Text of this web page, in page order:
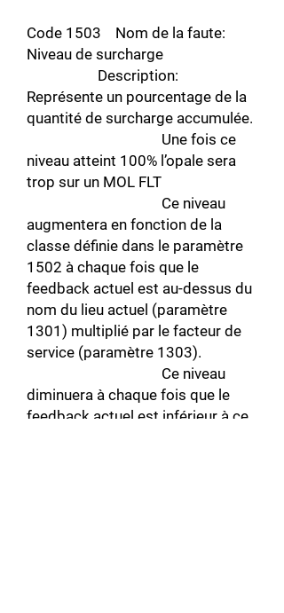
Code 1503 Nom de la faute:
Niveau de surcharge
Description:
Représente un pourcentage de la
quantité de surcharge accumulée.
Une fois ce
niveau atteint 100% l’opale sera
trop sur un MOL FLT
Ce niveau
augmentera en fonction de la
classe définie dans le paramètre
1502 à chaque fois que le
feedback actuel est au-dessus du
nom du lieu actuel (paramètre
1301) multiplié par le facteur de
service (paramètre 1303).
Ce niveau
diminuera à chaque fois que le
feedback actuel est inférieur à ce